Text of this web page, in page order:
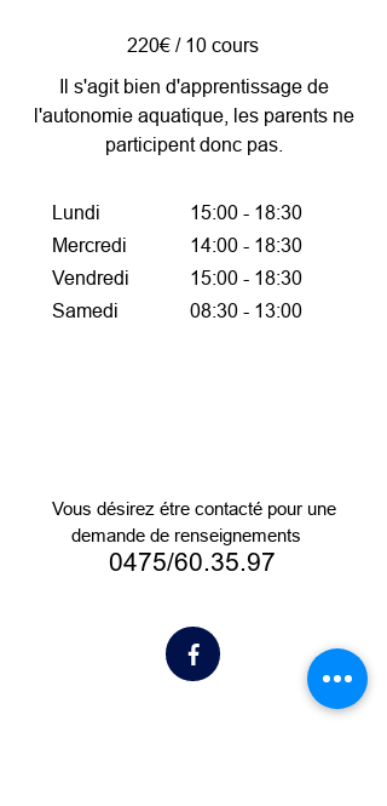
220€ / 10 cours
Il s'agit bien d'apprentissage de
l'autonomie aquatique, les parents ne
participent donc pas.
Lundi
Mercredi
Vendredi
Samedi
15:00 - 18:30
14:00 - 18:30
15:00 - 18:30
08:30 - 13:00
Vous désirez étre contacté pour une
demande de renseignements
0475/60.35.97